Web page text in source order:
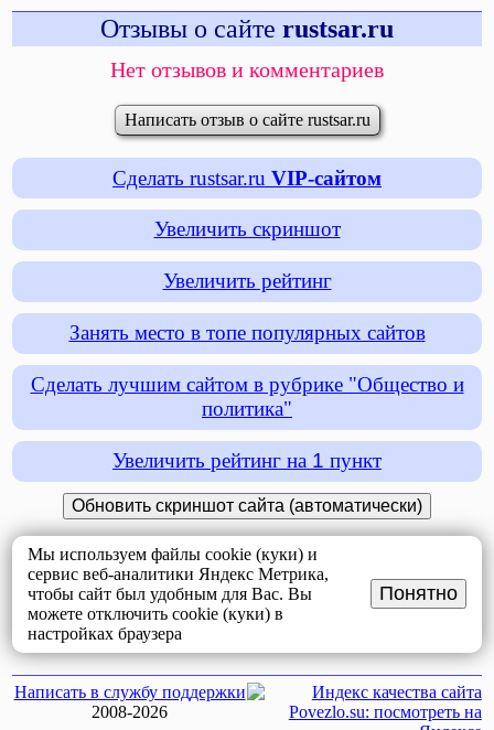
Отзывы о сайте rustsar.ru
Нет отзывов и комментариев
Написать отзыв о сайте rustsar.ru
Сделать rustsar.ru VIP-сайтом
Увеличить скриншот
Увеличить рейтинг
Занять место в топе популярных сайтов
Сделать лучшим сайтом в рубрике "Общество и
политика"
Увеличить рейтинг на 1 пункт
Мы используем файлы cookie (куки) и
сервис веб-аналитики Яндекс Метрика,
чтобы сайт был удобным для Вас. Вы
можете отключить cookie (куки) в
настройках браузера
Понятно
Написать в службу поддержки
2008-2026